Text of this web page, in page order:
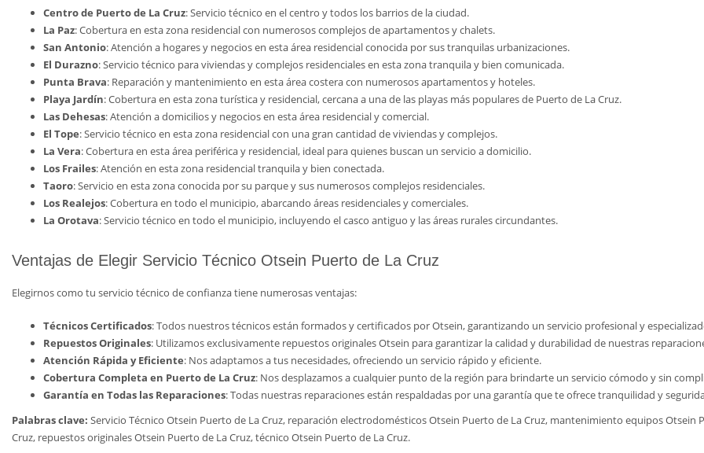
Centro de Puerto de La Cruz: Servicio técnico en el centro y todos los barrios de la ciudad.
La Paz: Cobertura en esta zona residencial con numerosos complejos de apartamentos y chalets.
San Antonio: Atención a hogares y negocios en esta área residencial conocida por sus tranquilas urbanizaciones.
El Durazno: Servicio técnico para viviendas y complejos residenciales en esta zona tranquila y bien comunicada.
Punta Brava: Reparación y mantenimiento en esta área costera con numerosos apartamentos y hoteles.
Playa Jardín: Cobertura en esta zona turística y residencial, cercana a una de las playas más populares de Puerto de La Cruz.
Las Dehesas: Atención a domicilios y negocios en esta área residencial y comercial.
El Tope: Servicio técnico en esta zona residencial con una gran cantidad de viviendas y complejos.
La Vera: Cobertura en esta área periférica y residencial, ideal para quienes buscan un servicio a domicilio.
Los Frailes: Atención en esta zona residencial tranquila y bien conectada.
Taoro: Servicio en esta zona conocida por su parque y sus numerosos complejos residenciales.
Los Realejos: Cobertura en todo el municipio, abarcando áreas residenciales y comerciales.
La Orotava: Servicio técnico en todo el municipio, incluyendo el casco antiguo y las áreas rurales circundantes.
Ventajas de Elegir Servicio Técnico Otsein Puerto de La Cruz
Elegirnos como tu servicio técnico de confianza tiene numerosas ventajas:
Técnicos Certificados: Todos nuestros técnicos están formados y certificados por Otsein, garantizando un servicio profesional y
Repuestos Originales: Utilizamos exclusivamente repuestos originales Otsein para garantizar la calidad y durabilidad de nuestras
Atención Rápida y Eficiente: Nos adaptamos a tus necesidades, ofreciendo un servicio rápido y eficiente.
Cobertura Completa en Puerto de La Cruz: Nos desplazamos a cualquier punto de la región para brindarte un servicio cómodo y sin
Garantía en Todas las Reparaciones: Todas nuestras reparaciones están respaldadas por una garantía que te ofrece tranquilidad y
Palabras clave: Servicio Técnico Otsein Puerto de La Cruz, reparación electrodomésticos Otsein Puerto de La Cruz, mantenimiento equipos
Cruz, repuestos originales Otsein Puerto de La Cruz, técnico Otsein Puerto de La Cruz.